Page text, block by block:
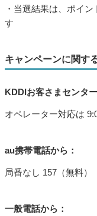
・当選結果は、ポイ
す
キャンペーンに関す
KDDIお客さまセンター
オペレーター対応は
au携帯電話から：
局番なし 157（無料）
一般電話から：